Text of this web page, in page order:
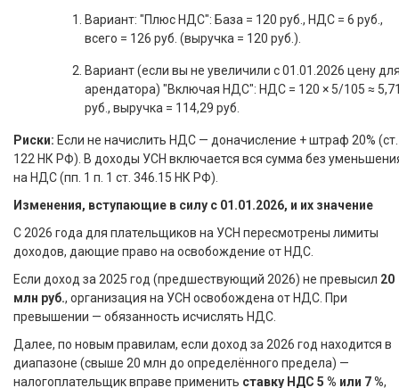
Вариант: "Плюс НДС": База = 120 руб., НДС = 6 руб.,
всего = 126 руб. (выручка = 120 руб.).
Вариант (если вы не увеличили с 01.01.2026 цену
арендатора) "Включая НДС": НДС = 120 × 5/105 ≈
руб., выручка = 114,29 руб.
Риски: Если не начислить НДС — доначисление + штраф 20% (ст.
122 НК РФ). В доходы УСН включается вся сумма без
на НДС (пп. 1 п. 1 ст. 346.15 НК РФ).
Изменения, вступающие в силу с 01.01.2026, и их значение
С 2026 года для плательщиков на УСН пересмотрены лимиты
доходов, дающие право на освобождение от НДС.
Если доход за 2025 год (предшествующий 2026) не превысил 20
млн руб., организация на УСН освобождена от НДС. При
превышении — обязанность исчислять НДС.
Далее, по новым правилам, если доход за 2026 год находится в
диапазоне (свыше 20 млн до определённого предела) —
налогоплательщик вправе применить ставку НДС 5 % или 7 %,